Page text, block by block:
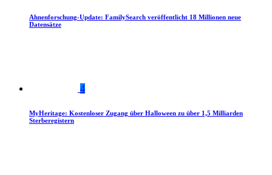
Ahnenforschung-Update: FamilySearch veröffentlicht 18 Millionen neue
Datensätze
4
MyHeritage: Kostenloser Zugang über Halloween zu über 1,5 Milliarden
Sterberegistern